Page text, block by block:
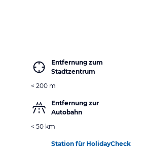
Entfernung zum
Stadtzentrum
< 200 m
Entfernung zur
Autobahn
< 50 km
Station für HolidayCheck